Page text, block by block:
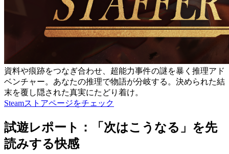
資料や痕跡をつなぎ合わせ、超能力事件の謎を暴く推理アド
ベンチャー。あなたの推理で物語が分岐する。決められた結
末を覆し隠された真実にたどり着け。
Steamストアページをチェック
試遊レポート：「次はこうなる」を先
読みする快感